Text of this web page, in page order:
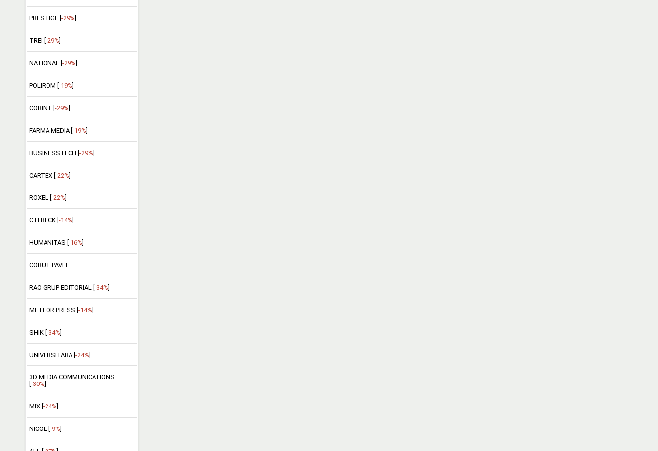
PRESTIGE [ -29%
TREI [ -29%
NATIONAL [ -29%
POLIROM [ -19%
CORINT [ -29%
FARMA MEDIA [ -19%
BUSINESSTECH [-29%]
CARTEX [-22%]
ROXEL [ -22%
C.H.BECK [ -14%
HUMANITAS [ -16%
CORUT PAVEL
RAO GRUP EDITORIAL [ -34%
METEOR PRESS [ -14%
SHIK [-34%]
UNIVERSITARA [-24%]
3D MEDIA COMMUNICATIONS
-30%
MIX [ -24%
NICOL [ -9%